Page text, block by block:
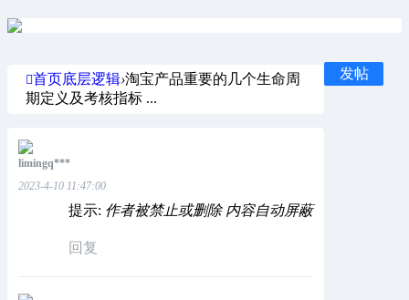
发帖
首页底层逻辑›淘宝产品重要的几个生命周
期定义及考核指标 ...
limingq***
2023-4-10 11:47:00
提示: 作者被禁止或删除 内容自动屏蔽
回复